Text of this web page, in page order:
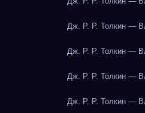
Дж. Р. Р. Толкин —
Дж. Р. Р. Толкин —
Дж. Р. Р. Толкин —
Дж. Р. Р. Толкин —